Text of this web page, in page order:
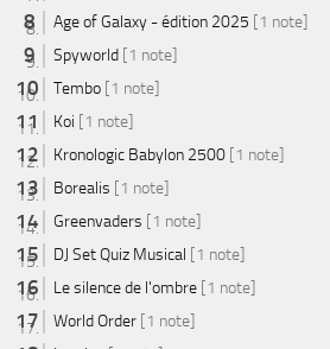
Age of Galaxy - édition 2025 [1 note]
Spyworld [1 note]
Tembo [1 note]
Koi [1 note]
Kronologic Babylon 2500 [1 note]
Borealis [1 note]
Greenvaders [1 note]
DJ Set Quiz Musical [1 note]
Le silence de l'ombre [1 note]
World Order [1 note]